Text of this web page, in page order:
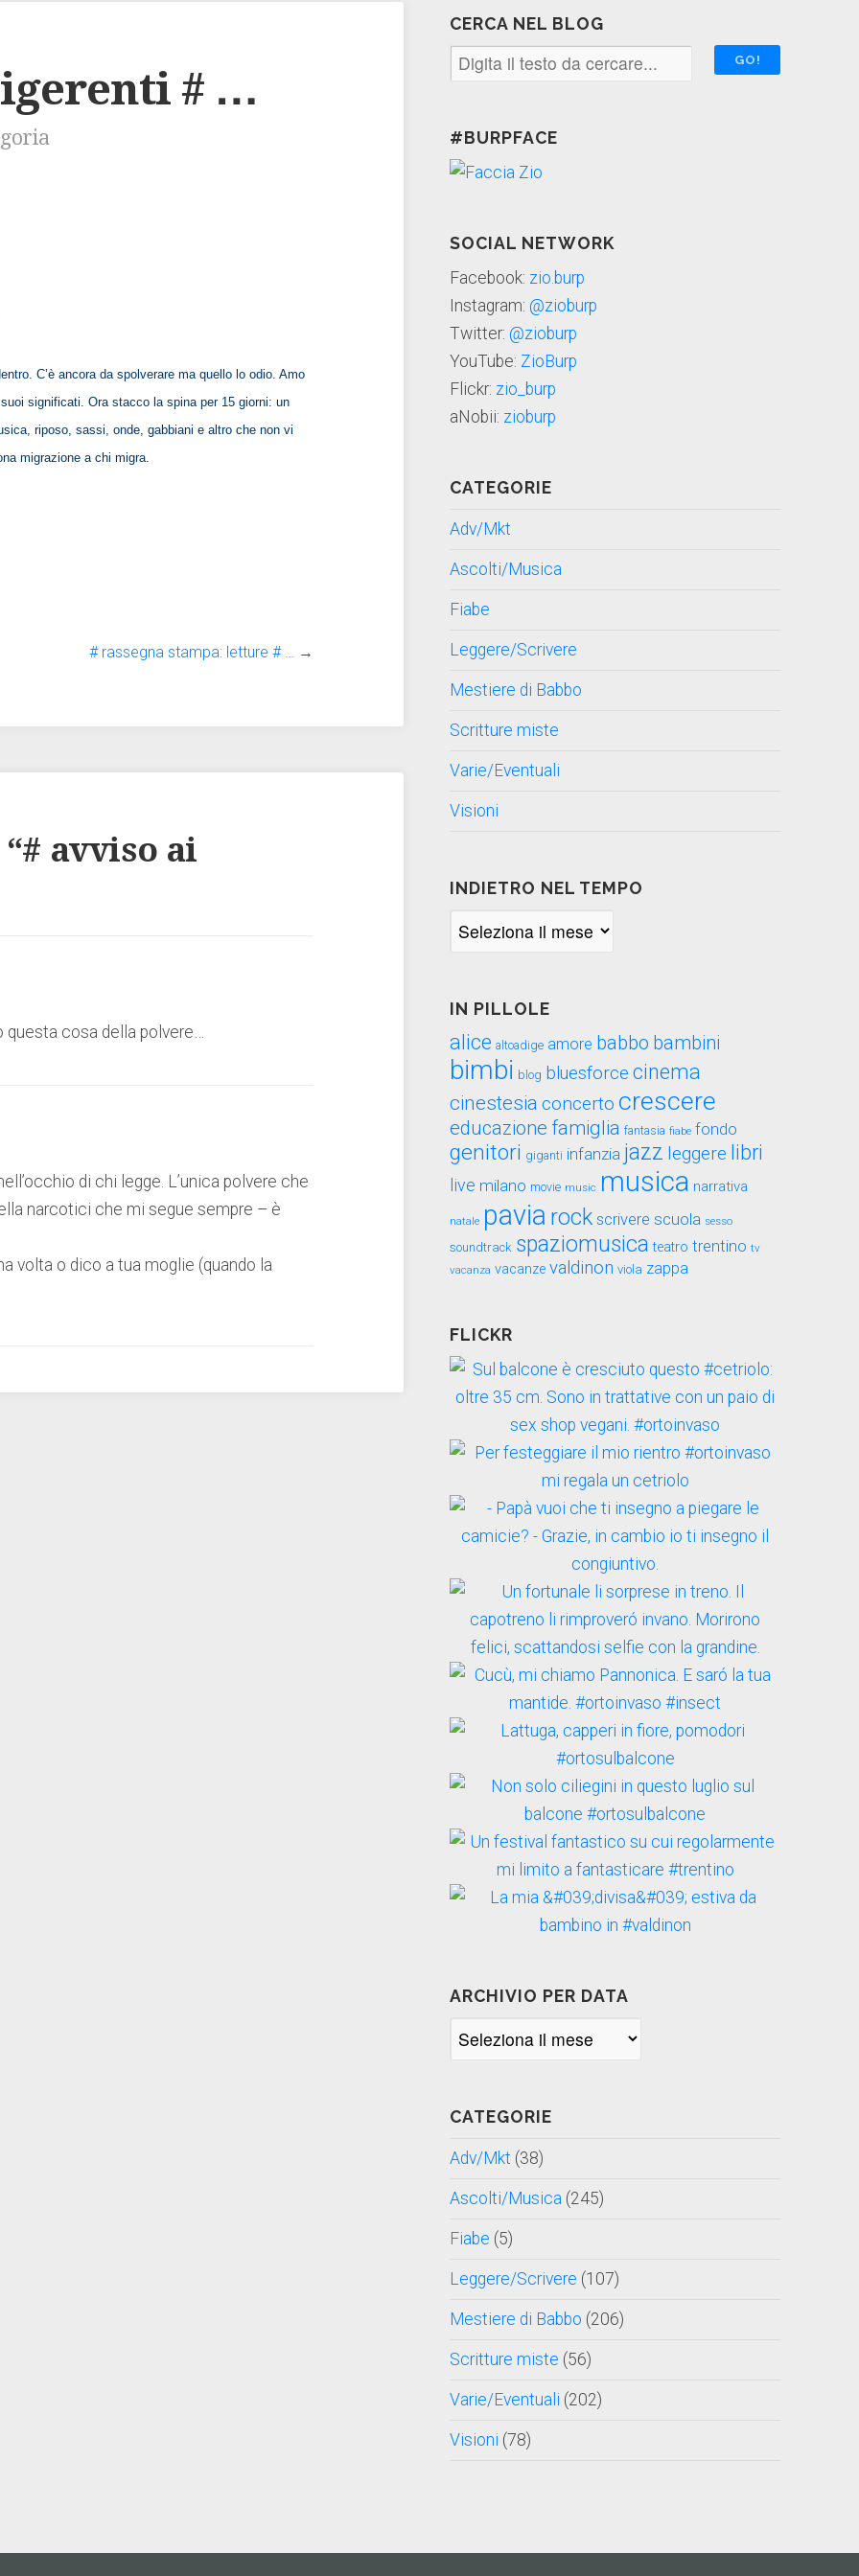
# …
C’è ancora da spolverare ma quello lo odio. Amo
significati. Ora stacco la spina per 15 giorni: un
riposo, sassi, onde, gabbiani e altro che non vi
migrazione a chi migra.
# rassegna stampa: letture # … →
# avviso ai
questa cosa della polvere…
di chi legge. L’unica polvere che
narcotici che mi segue sempre – è
volta o dico a tua moglie (quando la
CERCA NEL BLOG
#BURPFACE
SOCIAL NETWORK
Facebook: zio.burp
Instagram: @zioburp
Twitter: @zioburp
YouTube: ZioBurp
Flickr: zio_burp
aNobii: zioburp
CATEGORIE
Adv/Mkt
Ascolti/Musica
Fiabe
Leggere/Scrivere
Mestiere di Babbo
Scritture miste
Varie/Eventuali
Visioni
INDIETRO NEL TEMPO
Indietro
IN PILLOLE
alice altoadige amore babbo bambini
bimbi blog bluesforce cinema
cinestesia concerto crescere
educazione famiglia fantasia fiabe fondo
genitori giganti infanzia jazz leggere libri
live milano movie music musica narrativa
natale pavia rock scrivere scuola sesso
soundtrack spaziomusica teatro trentino tv
vacanza vacanze valdinon viola zappa
FLICKR
ARCHIVIO PER DATA
Archivio
CATEGORIE
Adv/Mkt (38)
Ascolti/Musica (245)
Fiabe (5)
Leggere/Scrivere (107)
Mestiere di Babbo (206)
Scritture miste (56)
Varie/Eventuali (202)
Visioni (78)